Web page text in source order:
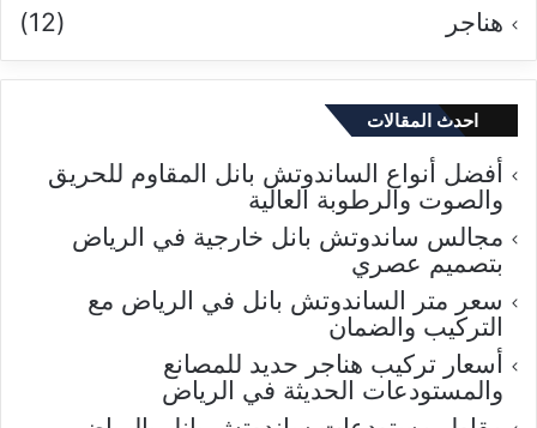
هناجر
(12)
احدث المقالات
أفضل أنواع الساندوتش بانل المقاوم للحريق
والصوت والرطوبة العالية
مجالس ساندوتش بانل خارجية في الرياض
بتصميم عصري
سعر متر الساندوتش بانل في الرياض مع
التركيب والضمان
أسعار تركيب هناجر حديد للمصانع
والمستودعات الحديثة في الرياض